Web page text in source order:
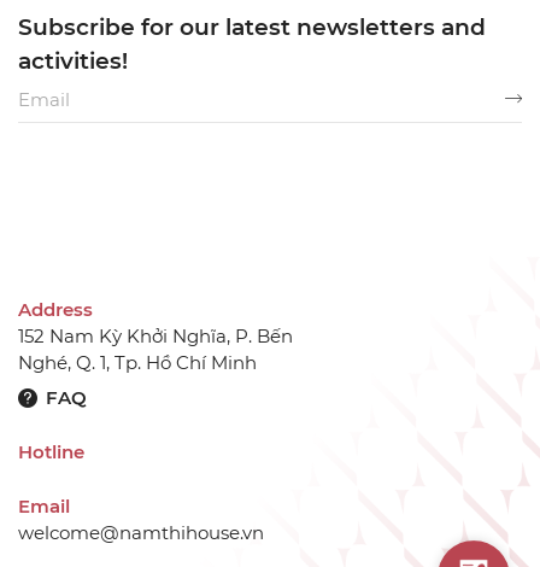
Address
152 Nam Kỳ Khởi Nghĩa, P. Bến
Nghé, Q. 1, Tp. Hồ Chí Minh
FAQ
Hotline
Email
welcome@namthihouse.vn
Subscribe for our latest newsletters and
activities!